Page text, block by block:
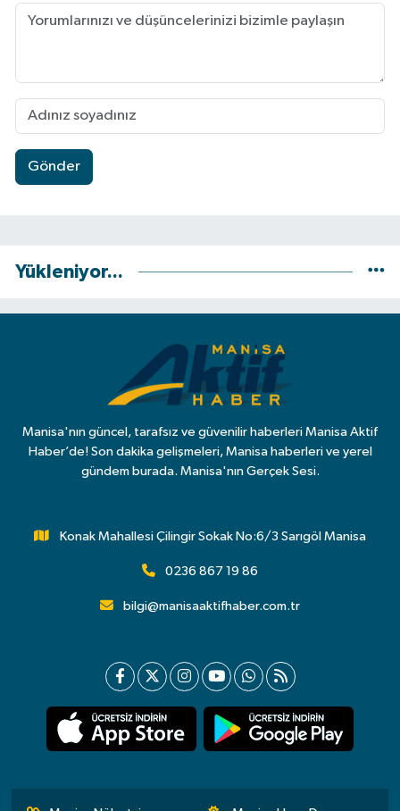
Gönder
Yükleniyor...
Manisa'nın güncel, tarafsız ve güvenilir haberleri Manisa Aktif
Haber’de! Son dakika gelişmeleri, Manisa haberleri ve yerel
gündem burada. Manisa'nın Gerçek Sesi.
Konak Mahallesi Çilingir Sokak No:6/3 Sarıgöl Manisa
0236 867 19 86
bilgi@manisaaktifhaber.com.tr